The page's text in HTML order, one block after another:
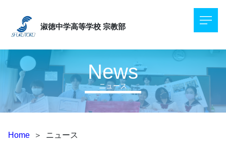
淑徳中学高等学校 宗教部
ニュース
News
Home ＞ ニュース